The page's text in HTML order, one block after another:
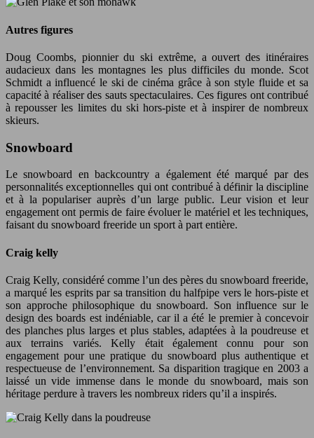
Autres figures
Doug Coombs, pionnier du ski extrême, a ouvert des itinéraires
audacieux dans les montagnes les plus difficiles du monde. Scot
Schmidt a influencé le ski de cinéma grâce à son style fluide et sa
capacité à réaliser des sauts spectaculaires. Ces figures ont contribué
à repousser les limites du ski hors-piste et à inspirer de nombreux
skieurs.
Snowboard
Le snowboard en backcountry a également été marqué par des
personnalités exceptionnelles qui ont contribué à définir la discipline
et à la populariser auprès d’un large public. Leur vision et leur
engagement ont permis de faire évoluer le matériel et les techniques,
faisant du snowboard freeride un sport à part entière.
Craig kelly
Craig Kelly, considéré comme l’un des pères du snowboard freeride,
a marqué les esprits par sa transition du halfpipe vers le hors-piste et
son approche philosophique du snowboard. Son influence sur le
design des boards est indéniable, car il a été le premier à concevoir
des planches plus larges et plus stables, adaptées à la poudreuse et
aux terrains variés. Kelly était également connu pour son
engagement pour une pratique du snowboard plus authentique et
respectueuse de l’environnement. Sa disparition tragique en 2003 a
laissé un vide immense dans le monde du snowboard, mais son
héritage perdure à travers les nombreux riders qu’il a inspirés.